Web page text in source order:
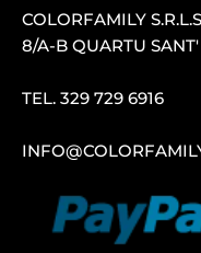
COLORFAMILY
8/A-B QUARTU
TEL. 329 729 6916